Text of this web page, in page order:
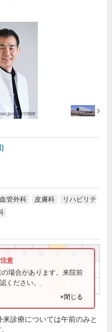
]
管外科 皮膚科
リハビリテ
祝
● ● ●
● ●
場合があります。来院前
ください。
×閉じる
来診療については午前のみと